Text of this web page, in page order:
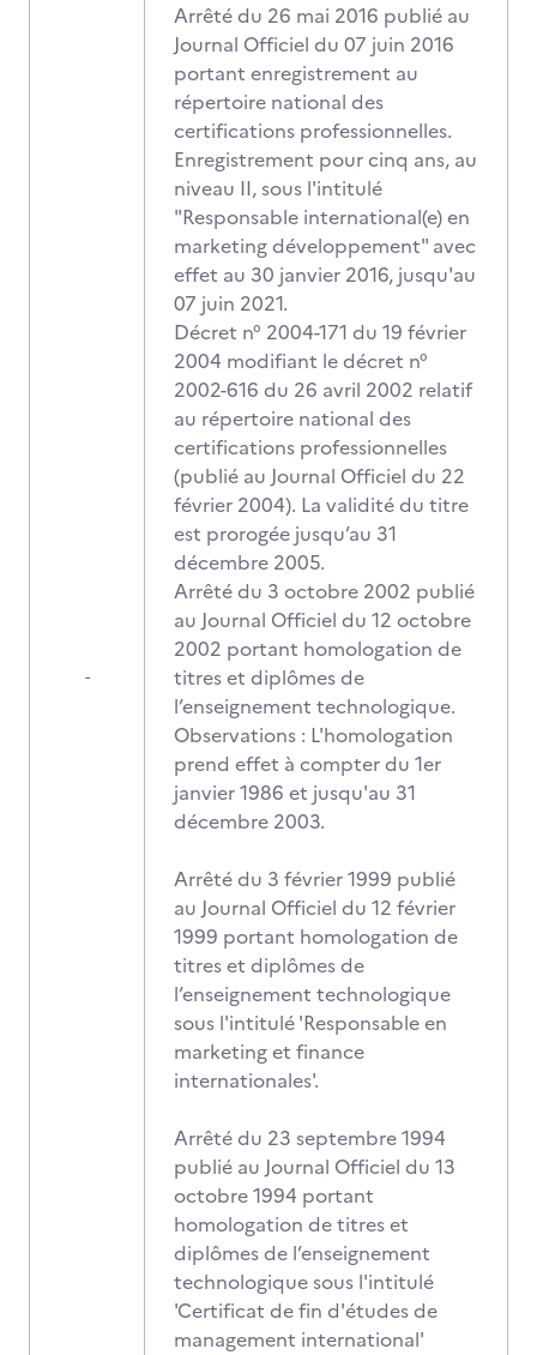
-
Arrêté du 26 mai 2016 publié au
Journal Officiel du 07 juin 2016
portant enregistrement au
répertoire national des
certifications professionnelles.
Enregistrement pour cinq ans, au
niveau II, sous l'intitulé
"Responsable international(e) en
marketing développement" avec
effet au 30 janvier 2016, jusqu'au
07 juin 2021.
Décret n° 2004-171 du 19 février
2004 modifiant le décret n°
2002-616 du 26 avril 2002 relatif
au répertoire national des
certifications professionnelles
(publié au Journal Officiel du 22
février 2004). La validité du titre
est prorogée jusqu’au 31
décembre 2005.
Arrêté du 3 octobre 2002 publié
au Journal Officiel du 12 octobre
2002 portant homologation de
titres et diplômes de
l’enseignement technologique.
Observations : L'homologation
prend effet à compter du 1er
janvier 1986 et jusqu'au 31
décembre 2003.
Arrêté du 3 février 1999 publié
au Journal Officiel du 12 février
1999 portant homologation de
titres et diplômes de
l’enseignement technologique
sous l'intitulé 'Responsable en
marketing et finance
internationales'.
Arrêté du 23 septembre 1994
publié au Journal Officiel du 13
octobre 1994 portant
homologation de titres et
diplômes de l’enseignement
technologique sous l'intitulé
'Certificat de fin d'études de
management international'